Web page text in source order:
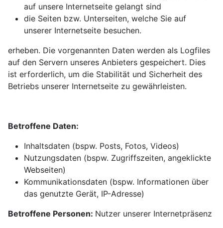
auf unsere Internetseite gelangt sind
die Seiten bzw. Unterseiten, welche Sie auf
unserer Internetseite besuchen.
erheben. Die vorgenannten Daten werden als Logfiles
auf den Servern unseres Anbieters gespeichert. Dies
ist erforderlich, um die Stabilität und Sicherheit des
Betriebs unserer Internetseite zu gewährleisten.
Betroffene Daten:
Inhaltsdaten (bspw. Posts, Fotos, Videos)
Nutzungsdaten (bspw. Zugriffszeiten, angeklickte
Webseiten)
Kommunikationsdaten (bspw. Informationen über
das genutzte Gerät, IP-Adresse)
Betroffene Personen: Nutzer unserer Internetpräsenz